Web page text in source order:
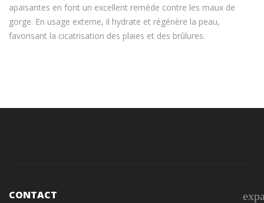
apaisantes en font un excellent remède contre les maux de
gorge. En usage externe, il hydrate et régénère la peau,
favorisant la cicatrisation des plaies et des brûlures.
CONTACT